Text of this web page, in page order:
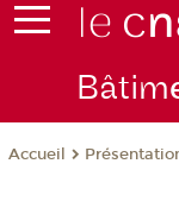
Bâtim
Accueil